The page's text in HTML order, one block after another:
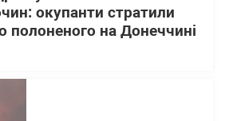
окупанти стратили
полоненого на Донеччині